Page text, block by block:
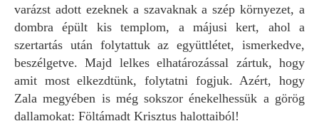
varázst adott ezeknek a szavaknak a szép környezet, a
dombra épült kis templom, a májusi kert, ahol a
szertartás után folytattuk az együttlétet, ismerkedve,
beszélgetve. Majd lelkes elhatározással zártuk, hogy
amit most elkezdtünk, folytatni fogjuk. Azért, hogy
Zala megyében is még sokszor énekelhessük a görög
dallamokat: Föltámadt Krisztus halottaiból!